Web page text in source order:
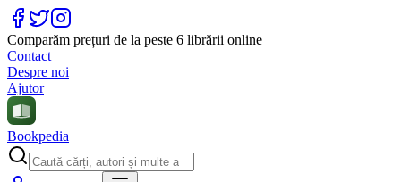
Comparăm prețuri de la peste 6 librării online
Contact
Despre noi
Ajutor
Bookpedia